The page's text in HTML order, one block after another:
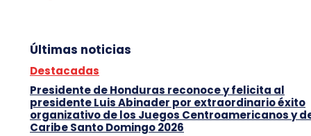
Últimas noticias
Destacadas
Presidente de Honduras reconoce y felicita al
presidente Luis Abinader por extraordinario éxito
organizativo de los Juegos Centroamericanos y
Caribe Santo Domingo 2026